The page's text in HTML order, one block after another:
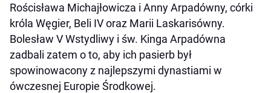
Rościsława Michajłowicza i Anny Arpadówny, córki
króla Węgier, Beli IV oraz Marii Laskarisówny.
Bolesław V Wstydliwy i św. Kinga Arpadówna
zadbali zatem o to, aby ich pasierb był
spowinowacony z najlepszymi dynastiami w
ówczesnej Europie Środkowej.